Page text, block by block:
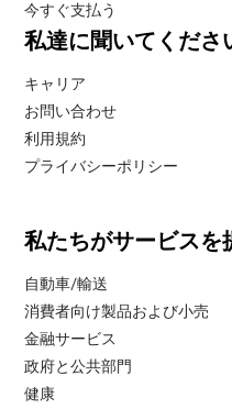
今すぐ支払う
私達に聞いてくださ
キャリア
お問い合わせ
利用規約
プライバシーポリシー
私たちがサービスを
自動車/輸送
消費者向け製品および小売
金融サービス
政府と公共部門
健康